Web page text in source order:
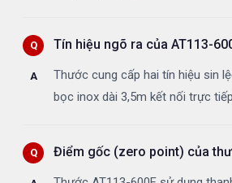
Tín hiệu ngõ ra của AT113-
Thước cung cấp hai tín hiệu sin
bọc inox dài 3,5m kết nối trực
Điểm gốc (zero point) của